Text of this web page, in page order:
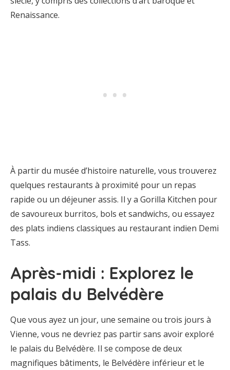
Renaissance.
À partir du musée d’histoire naturelle, vous trouverez
quelques restaurants à proximité pour un repas
rapide ou un déjeuner assis. Il y a Gorilla Kitchen pour
de savoureux burritos, bols et sandwichs, ou essayez
des plats indiens classiques au restaurant indien Demi
Tass.
Après-midi : Explorez le
palais du Belvédère
Que vous ayez un jour, une semaine ou trois jours à
Vienne, vous ne devriez pas partir sans avoir exploré
le palais du Belvédère. Il se compose de deux
magnifiques bâtiments, le Belvédère inférieur et le